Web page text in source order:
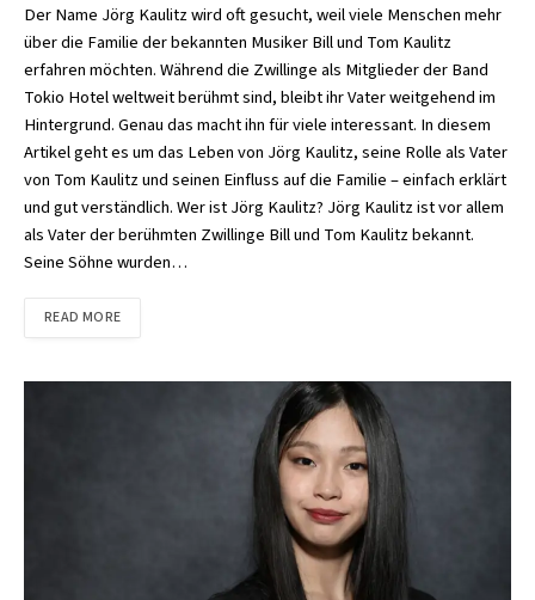
Der Name Jörg Kaulitz wird oft gesucht, weil viele Menschen mehr
über die Familie der bekannten Musiker Bill und Tom Kaulitz
erfahren möchten. Während die Zwillinge als Mitglieder der Band
Tokio Hotel weltweit berühmt sind, bleibt ihr Vater weitgehend im
Hintergrund. Genau das macht ihn für viele interessant. In diesem
Artikel geht es um das Leben von Jörg Kaulitz, seine Rolle als Vater
von Tom Kaulitz und seinen Einfluss auf die Familie – einfach erklärt
und gut verständlich. Wer ist Jörg Kaulitz? Jörg Kaulitz ist vor allem
als Vater der berühmten Zwillinge Bill und Tom Kaulitz bekannt.
Seine Söhne wurden…
READ MORE